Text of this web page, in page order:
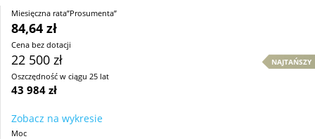
Miesięczna rata”Prosumenta”
84,64 zł
Cena bez dotacji
22 500 zł NAJTAŃSZY
Oszczędność w ciągu 25 lat
43 984 zł
Zobacz na wykresie
Moc